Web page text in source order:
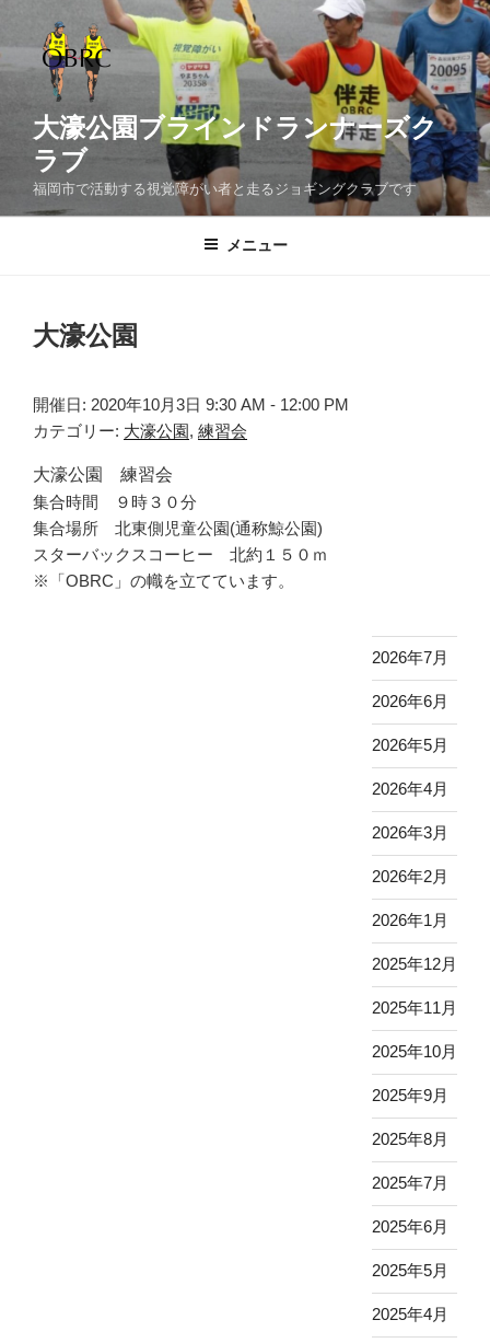
テ
ッ
大濠公園ブラインドランナーズク
ラブ
福岡市で活動する視覚障がい者と走るジョギングクラブです
メニュー
大濠公園
開催日: 2020年10月3日 9:30 AM - 12:00 PM
カテゴリー: 大濠公園, 練習会
大濠公園 練習会
集合時間 ９時３０分
集合場所 北東側児童公園(通称鯨公園)
スターバックスコーヒー 北約１５０ｍ
※「OBRC」の幟を立てています。
2026年7月
2026年6月
2026年5月
2026年4月
2026年3月
2026年2月
2026年1月
2025年12月
2025年11月
2025年10月
2025年9月
2025年8月
2025年7月
2025年6月
2025年5月
2025年4月